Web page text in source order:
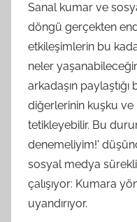
Sanal kumar ve
döngü gerçekten
etkileşimlerin bu
neler
arkadaşın
diğerlerinin kuşku ve
tetikleyebilir. Bu
denemeliyim!'
sosyal medya
çalışıyor: Kumara
uyandırıyor.